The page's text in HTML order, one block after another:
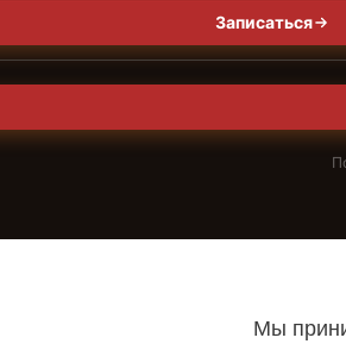
Записаться
Мы